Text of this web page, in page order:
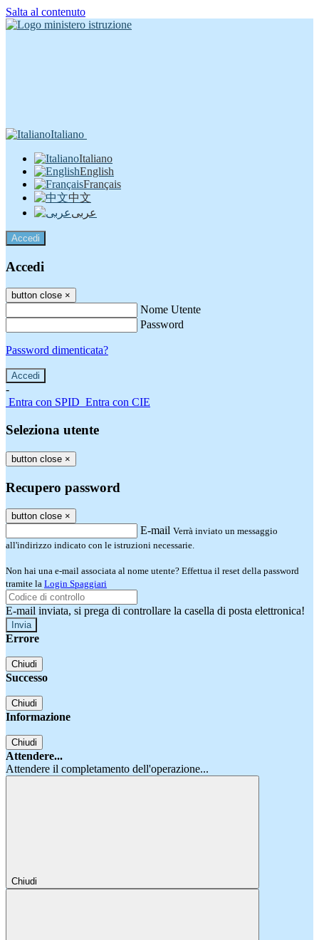
Salta al contenuto
Italiano
Italiano
English
Français
中文
عربى
Accedi
Accedi
button close ×
Nome Utente
Password
Password dimenticata?
-
Entra con SPID Entra con CIE
Seleziona utente
button close ×
Recupero password
button close ×
E-mail Verrà inviato un messaggio
all'indirizzo indicato con le istruzioni necessarie.
Non hai una e-mail associata al nome utente? Effettua il reset della password
tramite la Login Spaggiari
E-mail inviata, si prega di controllare la casella di posta elettronica!
Errore
Chiudi
Successo
Chiudi
Informazione
Chiudi
Attendere...
Attendere il completamento dell'operazione...
Chiudi